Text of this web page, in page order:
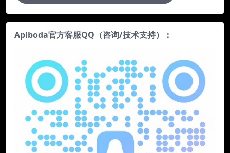
Aplboda官方客服QQ（咨询/技术支持）：